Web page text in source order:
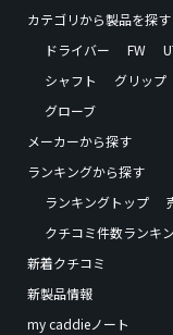
カテゴリから製品を探す
ドライバー
FW
シャフト
グリップ
グローブ
メーカーから探す
ランキングから探す
ランキングトップ
クチコミ件数ランキ
新着クチコミ
新製品情報
my caddieノート